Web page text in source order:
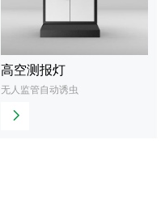
高空测报灯
无人监管自动诱虫
查